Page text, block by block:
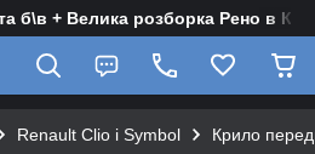
б\в + Велика розборка Рено в
Renault Clio і Symbol Крило